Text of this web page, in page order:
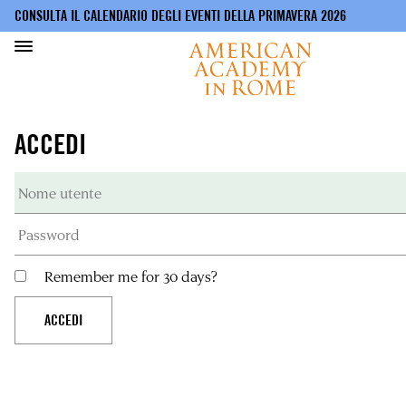
contenuto
principale
CONSULTA IL CALENDARIO DEGLI EVENTI DELLA PRIMAVERA 2026
ACCEDI
Remember me for 30 days?